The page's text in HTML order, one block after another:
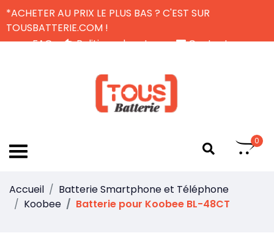
*ACHETER AU PRIX LE PLUS BAS ? C'EST SUR
TOUSBATTERIE.COM !
FAQ
Politique de retour
Contactez-nous
0
Accueil
Batterie Smartphone et Téléphone
Koobee
Batterie pour Koobee BL-48CT